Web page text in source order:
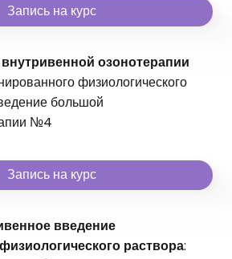
Запись на курс
озонотерапии
физиологического
большой
№4
Запись на курс
введение
раствора: